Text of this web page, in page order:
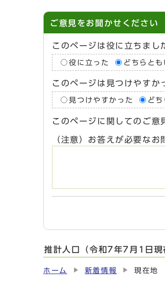
ご意見をお聞かせください
このページは役に立ちまし
役に立った どちらとも
このページは見つけやすか
見つけやすかった ど
このページに関してのご意
（注意）お答えが必要な
推計人口（令和7年7月1日現
ホーム 新着情報 現在地